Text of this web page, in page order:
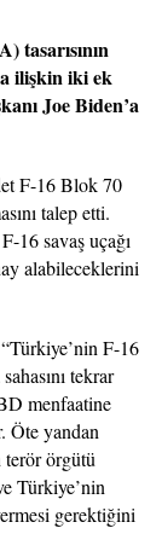
tasarısının
ilişkin iki ek
Joe Biden’a
F-16 Blok 70
talep etti.
16 savaş uçağı
alabileceklerini
F-16
tekrar
menfaatine
Öte yandan
terör örgütü
Türkiye’nin
gerektiğini